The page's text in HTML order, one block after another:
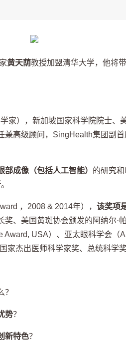
黄天荫教授加盟清华大学，他将
家），新加坡国家科学院院士、
高级顾问， SingHealth集团副
部成像（包括人工智能） 的研究
。
，2008 & 2014年）， 该奖项
、美国黄斑协会颁发的阿纳尔·
Award, USA）、亚太眼科学会（
家杰出医师科学家奖、总统科学奖
？
势？
新特色？